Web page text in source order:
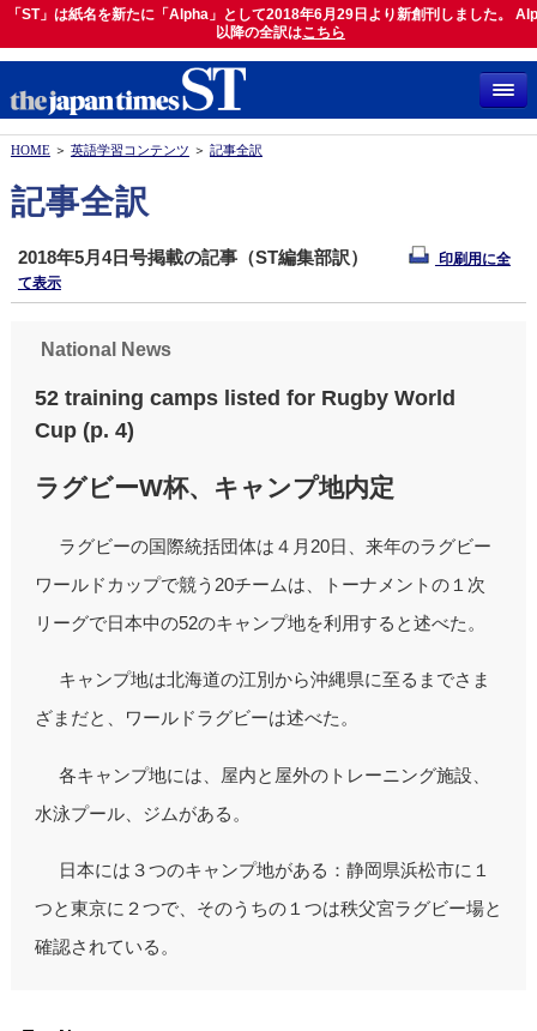
「ST」は紙名を新たに「Alpha」として2018年6月29日より新創刊しました。
以降の全訳はこちら
「ST」は紙名を新たに「Alpha」として2018年6月29日より新創刊しました。
以降の全訳はこちら
HOME＞ 英語学習コンテンツ ＞ 記事全訳
記事全訳
2018年5月4日号掲載の記事（ST編集部訳）
印刷用に全
て表示
National News
52 training camps listed for Rugby World
Cup (p. 4)
ラグビーW杯、キャンプ地内定
ラグビーの国際統括団体は４月20日、来年のラグビー
ワールドカップで競う20チームは、トーナメントの１次
リーグで日本中の52のキャンプ地を利用すると述べた。
キャンプ地は北海道の江別から沖縄県に至るまでさま
ざまだと、ワールドラグビーは述べた。
各キャンプ地には、屋内と屋外のトレーニング施設、
水泳プール、ジムがある。
日本には３つのキャンプ地がある：静岡県浜松市に１
つと東京に２つで、そのうちの１つは秩父宮ラグビー場と
確認されている。